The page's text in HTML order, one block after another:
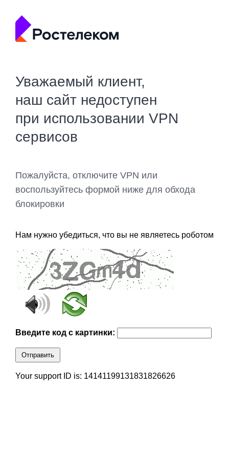
Уважаемый клиент,
наш сайт недоступен
при использовании VPN
сервисов
Пожалуйста, отключите VPN или
воспользуйтесь формой ниже для обхода
блокировки
Нам нужно убедиться, что вы не являетесь роботом
Введите код с картинки:
Отправить
Your support ID is: 14141199131831826626